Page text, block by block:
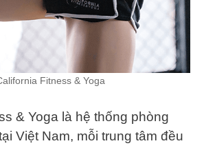
Fitness & Yoga
& Yoga là hệ thống phòng
Việt Nam, mỗi trung tâm đều